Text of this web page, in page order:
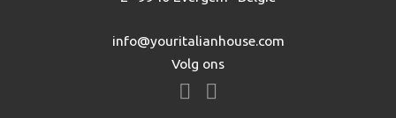
info@youritalianhouse.com
Volg ons